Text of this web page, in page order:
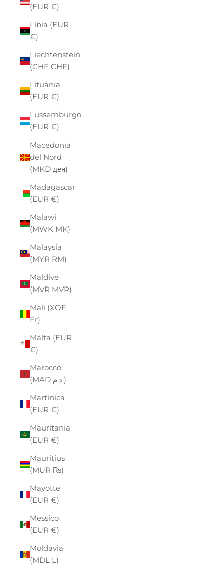
(EUR €)
Libia (EUR
€)
Liechtenstein
(CHF CHF)
Lituania
(EUR €)
Lussemburgo
(EUR €)
Macedonia
del Nord
(MKD ден)
Madagascar
(EUR €)
Malawi
(MWK MK)
Malaysia
(MYR RM)
Maldive
(MVR MVR)
Mali (XOF
Fr)
Malta (EUR
€)
Marocco
(MAD د.م.)
Martinica
(EUR €)
Mauritania
(EUR €)
Mauritius
(MUR ₨)
Mayotte
(EUR €)
Messico
(EUR €)
Moldavia
(MDL L)